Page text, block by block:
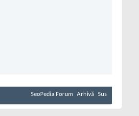
SeoPedia Forum Arhivă Sus